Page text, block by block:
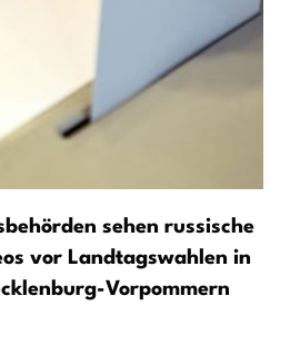
sehen russische
vor Landtagswahlen in
Vorpommern